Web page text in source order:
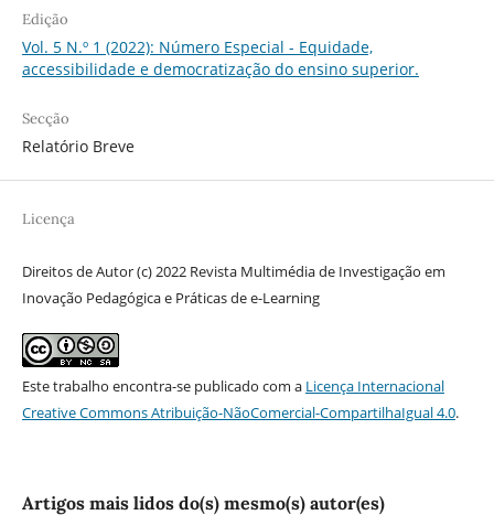
Edição
Vol. 5 N.º 1 (2022): Número Especial - Equidade,
accessibilidade e democratização do ensino superior.
Secção
Relatório Breve
Licença
Direitos de Autor (c) 2022 Revista Multimédia de Investigação em
Inovação Pedagógica e Práticas de e-Learning
Este trabalho encontra-se publicado com a Licença Internacional
Creative Commons Atribuição-NãoComercial-CompartilhaIgual 4.0.
Artigos mais lidos do(s) mesmo(s) autor(es)